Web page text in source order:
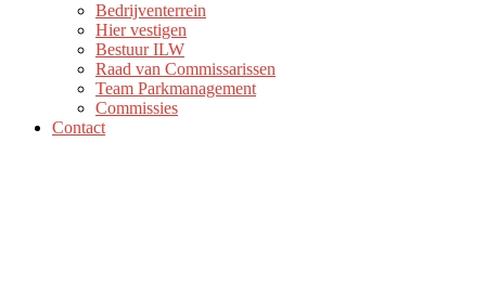
Bedrijventerrein
Hier vestigen
Bestuur ILW
Raad van Commissarissen
Team Parkmanagement
Commissies
Contact